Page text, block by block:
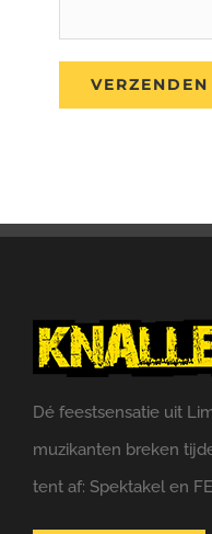
Dé feestsensatie uit
muzikanten breken
tent af: Spektakel en